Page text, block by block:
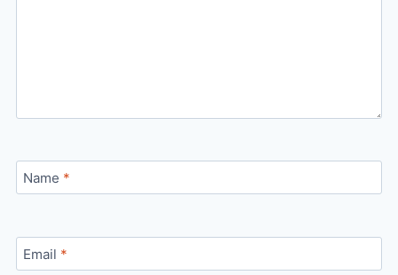
Name *
Email *